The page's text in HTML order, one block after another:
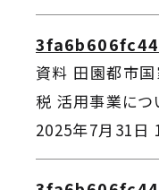
資料 田園都市国
税 活用事業につ
2025年7月31日